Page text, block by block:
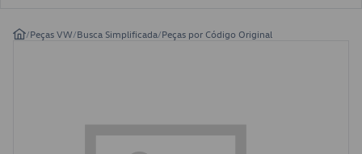
/Peças VW/Busca Simplificada/Peças por Código Original